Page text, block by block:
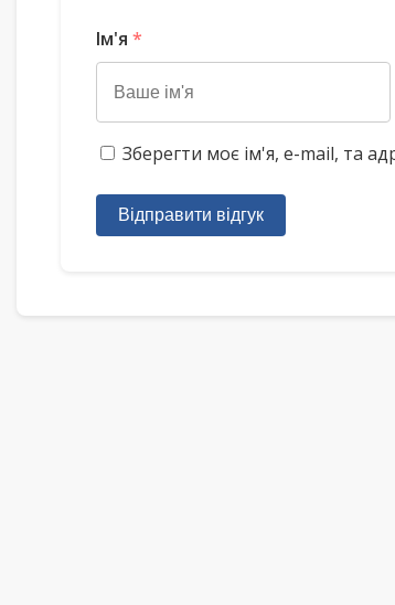
Ім'я *
Зберегти моє ім'я, e-mail, та
Відправити відгук